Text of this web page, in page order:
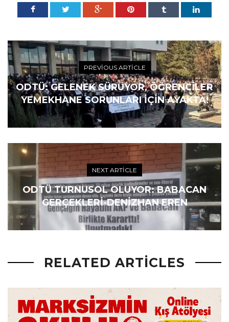
PREVIOUS ARTICLE
ODTÜ: GELENEK SÜRÜYOR, ÖĞRENCILER
YEMEKHANE SORUNLARI IÇIN AYAKTA!
NEXT ARTICLE
ODTÜ TURNUSOL OLUYOR: BABACAN
GERÇEKLERİ-DENİZHAN EREN
RELATED ARTICLES